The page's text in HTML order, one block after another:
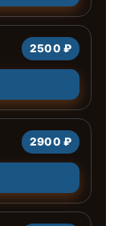
2500 ₽
2900 ₽